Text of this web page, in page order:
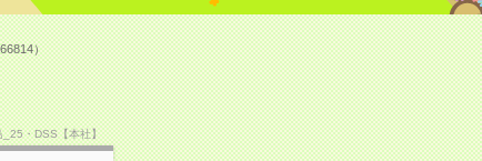
）
_25・DSS【本社】